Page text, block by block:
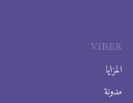
VIBER
المزايا
مدونة